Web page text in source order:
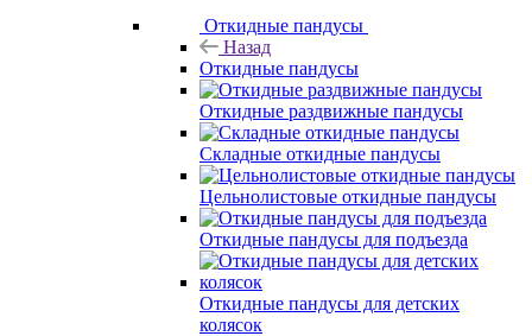
Откидные пандусы
Назад
Откидные пандусы
Откидные раздвижные пандусы
Складные откидные пандусы
Цельнолистовые откидные пандусы
Откидные пандусы для подъезда
Откидные пандусы для детских
колясок